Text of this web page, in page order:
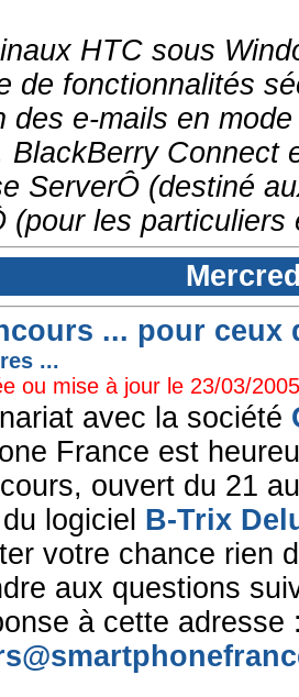
HTC sous
de fonctionnalités
des e-mails en
BlackBerry
ServerÔ (destiné
(pour les
... pour ceux
...
ou mise à jour le 23/03/
avec la société
France est
ouvert du 21
logiciel B-Trix
votre chance rien
aux questions
à cette adresse